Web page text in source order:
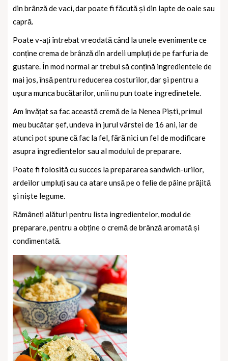
din brânză de vaci, dar poate fi făcută și din lapte de oaie sau
capră.
Poate v-ați întrebat vreodată când la unele evenimente ce
conține crema de brânză din ardeii umpluți de pe farfuria de
gustare. În mod normal ar trebui să conțină ingredientele de
mai jos, însă pentru reducerea costurilor, dar și pentru a
ușura munca bucătarilor, unii nu pun toate ingredinetele.
Am învățat sa fac această cremă de la Nenea Piști, primul
meu bucătar șef, undeva in jurul vârstei de 16 ani, iar de
atunci pot spune că fac la fel, fără nici un fel de modificare
asupra ingredientelor sau al modului de preparare.
Poate fi folosită cu succes la prepararea sandwich-urilor,
ardeilor umpluți sau ca atare unsă pe o felie de pâine prăjită
și niște legume.
Rămâneți alături pentru lista ingredientelor, modul de
preparare, pentru a obține o cremă de brânză aromată și
condimentată.